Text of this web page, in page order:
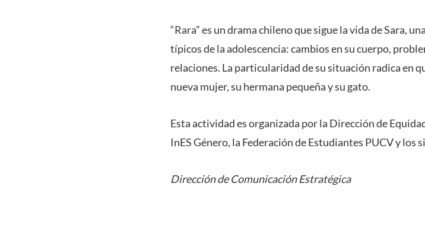
“Rara” es un drama chileno que sigue la vida de Sara,
típicos de la adolescencia: cambios en su cuerpo,
relaciones. La particularidad de su situación radica en
nueva mujer, su hermana pequeña y su gato.
Esta actividad es organizada por la Dirección de
InES Género, la Federación de Estudiantes PUCV y
Dirección de Comunicación Estratégica